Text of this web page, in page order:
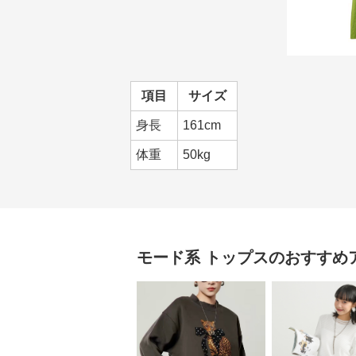
項目 サイズ
身長 161cm
体重 50kg
モード系 トップスのおすすめ